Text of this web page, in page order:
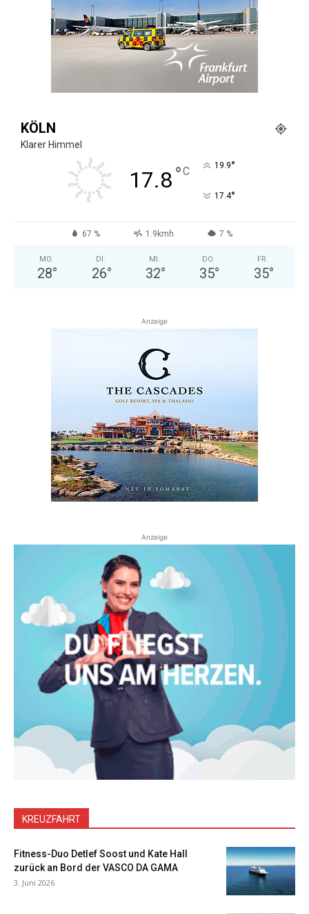
KÖLN
Klarer Himmel
17.8°C 19.9°
17.4°
67 % 1.9kmh 7 %
MO.
28°
DI.
26°
MI.
32°
DO.
35°
FR.
35°
Anzeige
Anzeige
KREUZFAHRT
Fitness-Duo Detlef Soost und Kate Hall
zurück an Bord der VASCO DA GAMA
3. Juni 2026